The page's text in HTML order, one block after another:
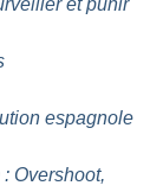
et punir
espagnole
Overshoot,